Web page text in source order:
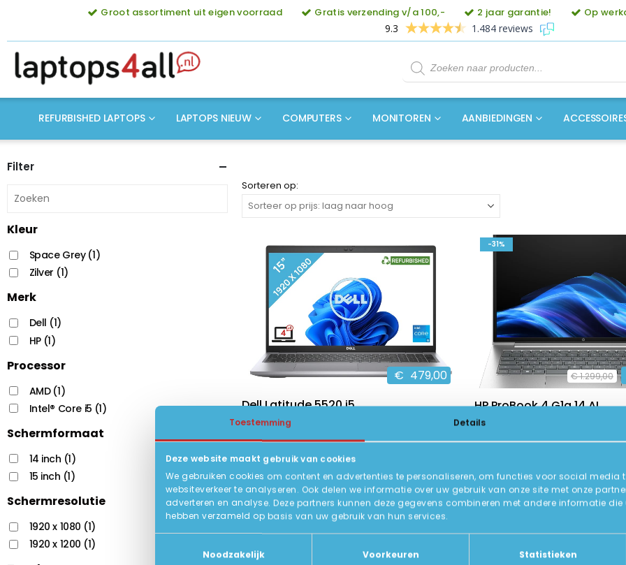
Toestemming Details
Deze website maakt gebruik van cookies
We gebruiken cookies om content en advertenties te personaliseren, om functies voor social media
websiteverkeer te analyseren. Ook delen we informatie over uw gebruik van onze site met onze
adverteren en analyse. Deze partners kunnen deze gegevens combineren met andere informatie die
hebben verzameld op basis van uw gebruik van hun services.
Noodzakelijk
Voorkeuren Statistieken
Groot assortiment uit eigen voorraad Gratis verzending v/a 100,- 2 jaar garantie!
Op
9.3
1.484 reviews
Producten
zoeken
REFURBISHED LAPTOPS LAPTOPS NIEUW COMPUTERS MONITOREN AANBIEDINGEN
Sorteren op:
€ 479,00
Dell Latitude 5520 i5
15.6 inch Full HD
11e Gen. Intel Core i5
16GB DDR4, 256GB SSD
Status:
9 Zeer goed
BEKIJK HIER/OPTIES
-31%
€1.299,00
HP ProBook 4 G1a 14 AI
AMD Ryzen™ 5
Status:
10 Nieuw
Filter
Kleur
Space Grey (1)
Zilver (1)
Merk
Dell (1)
HP (1)
Processor
AMD (1)
Intel® Core i5 (1)
Schermformaat
14 inch (1)
15 inch (1)
Schermresolutie
1920 x 1080 (1)
1920 x 1200 (1)